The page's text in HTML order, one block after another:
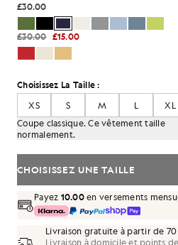
£30.00
£30.00 £15.00
Choisissez La Taille :
XS
S M L XL
Coupe classique. Ce vêtement taille
normalement.
CHOISISSEZ UNE TAILLE
Payez 10.00en versements
Livraison gratuite à partir de
Livraison à domicile et points